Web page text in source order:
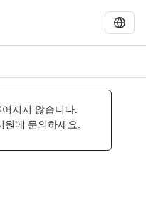
지지 않습니다.
원에 문의하세요.